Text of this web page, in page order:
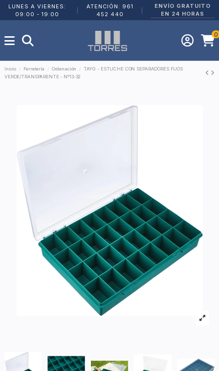
LUNES A VIERNES:
09:00 - 19:00
ATENCIÓN: 961
452 440
ENVÍO GRATUITO
EN 24 HORAS
0
Inicio Ferretería Ordenación
TAYG - ESTUCHE CON SEPARADORES FIJOS
VERDE/TRANSPARENTE - Nº13-32